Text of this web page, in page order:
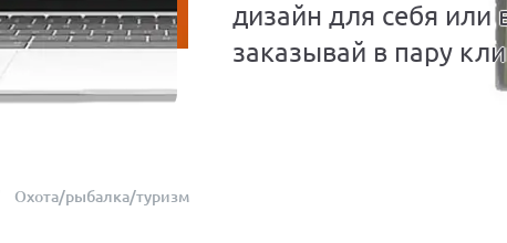
дизайн для себя или
заказывай в пару
Охота/рыбалка/туризм